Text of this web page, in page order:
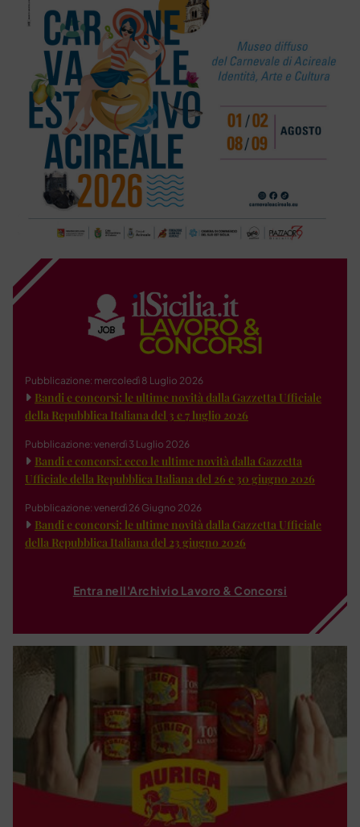
Pubblicazione: mercoledì 8 Luglio 2026
Bandi e concorsi: le ultime novità dalla Gazzetta Ufficiale
della Repubblica Italiana del 3 e 7 luglio 2026
Pubblicazione: venerdì 3 Luglio 2026
Bandi e concorsi: ecco le ultime novità dalla Gazzetta
Ufficiale della Repubblica Italiana del 26 e 30 giugno 2026
Pubblicazione: venerdì 26 Giugno 2026
Bandi e concorsi: le ultime novità dalla Gazzetta Ufficiale
della Repubblica Italiana del 23 giugno 2026
Entra nell'Archivio Lavoro & Concorsi